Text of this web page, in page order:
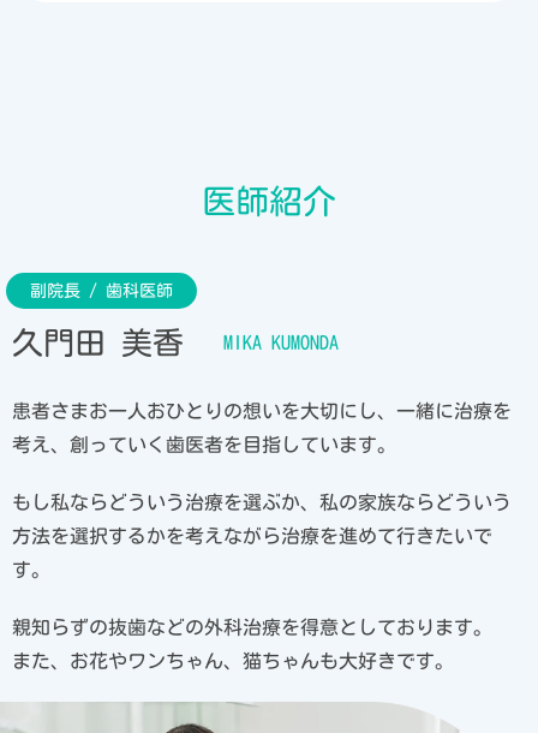
医師紹介
久門田 美香
患者さまお一人おひとりの想いを大切にし、一緒に治療を
考え、創っていく歯医者を目指しています。
もし私ならどういう治療を選ぶか、私の家族ならどういう
方法を選択するかを考えながら治療を進めて行きたいで
す。
親知らずの抜歯などの外科治療を得意としております。
また、お花やワンちゃん、猫ちゃんも大好きです。